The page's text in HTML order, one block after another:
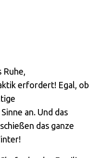
erfordert! Egal, ob
an. Und das
das ganze